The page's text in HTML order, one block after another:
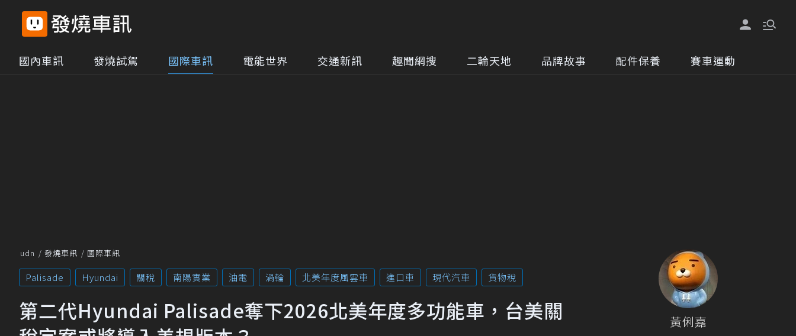
國內車訊 發燒試駕 國際車訊 電能世界 交通新訊 趣聞網搜 二輪天地 品牌故事 配件保養 賽車運動
udn 發燒車訊 國際車訊
Palisade Hyundai 關稅 南陽實業 油電 渦輪 北美年度風雲車 進口車 現代汽車 貨物稅
第二代Hyundai Palisade奪下2026北美年度多功能車，台美關
黃俐嘉